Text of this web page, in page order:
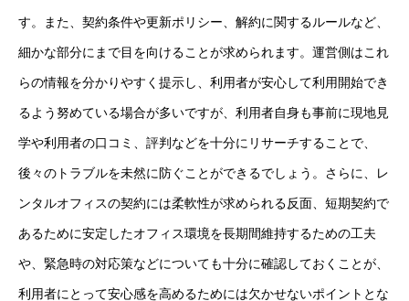
す。また、契約条件や更新ポリシー、解約に関するルールなど、
細かな部分にまで目を向けることが求められます。運営側はこれ
らの情報を分かりやすく提示し、利用者が安心して利用開始でき
るよう努めている場合が多いですが、利用者自身も事前に現地見
学や利用者の口コミ、評判などを十分にリサーチすることで、
後々のトラブルを未然に防ぐことができるでしょう。さらに、レ
ンタルオフィスの契約には柔軟性が求められる反面、短期契約で
あるために安定したオフィス環境を長期間維持するための工夫
や、緊急時の対応策などについても十分に確認しておくことが、
利用者にとって安心感を高めるためには欠かせないポイントとな